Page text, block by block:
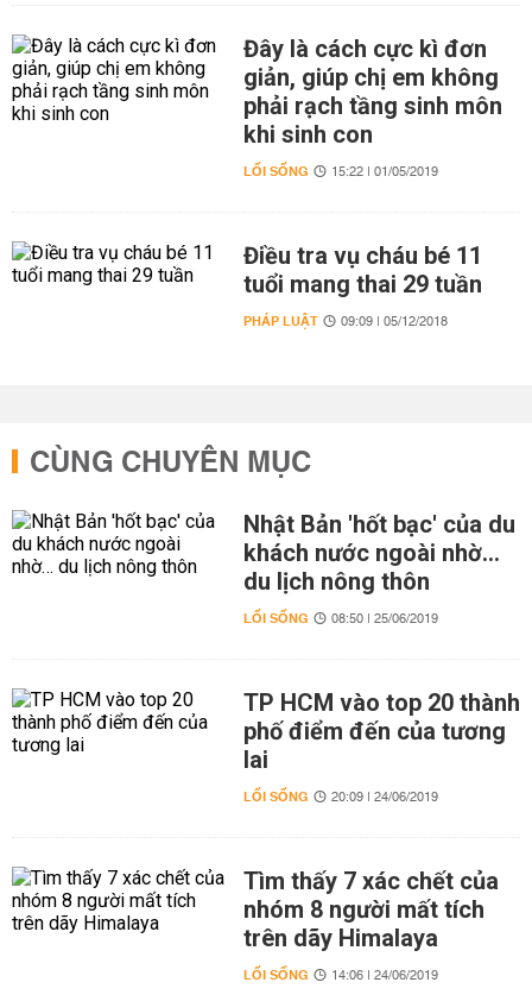
Đây là cách cực kì đơn
giản, giúp chị em không
phải rạch tầng sinh môn
khi sinh con
LỐI SỐNG 15:22 | 01/05/2019
Điều tra vụ cháu bé 11
tuổi mang thai 29 tuần
PHÁP LUẬT 09:09 | 05/12/2018
CÙNG CHUYÊN MỤC
Nhật Bản 'hốt bạc' của du
khách nước ngoài nhờ…
du lịch nông thôn
LỐI SỐNG 08:50 | 25/06/2019
TP HCM vào top 20 thành
phố điểm đến của tương
lai
LỐI SỐNG 20:09 | 24/06/2019
Tìm thấy 7 xác chết của
nhóm 8 người mất tích
trên dãy Himalaya
LỐI SỐNG 14:06 | 24/06/2019